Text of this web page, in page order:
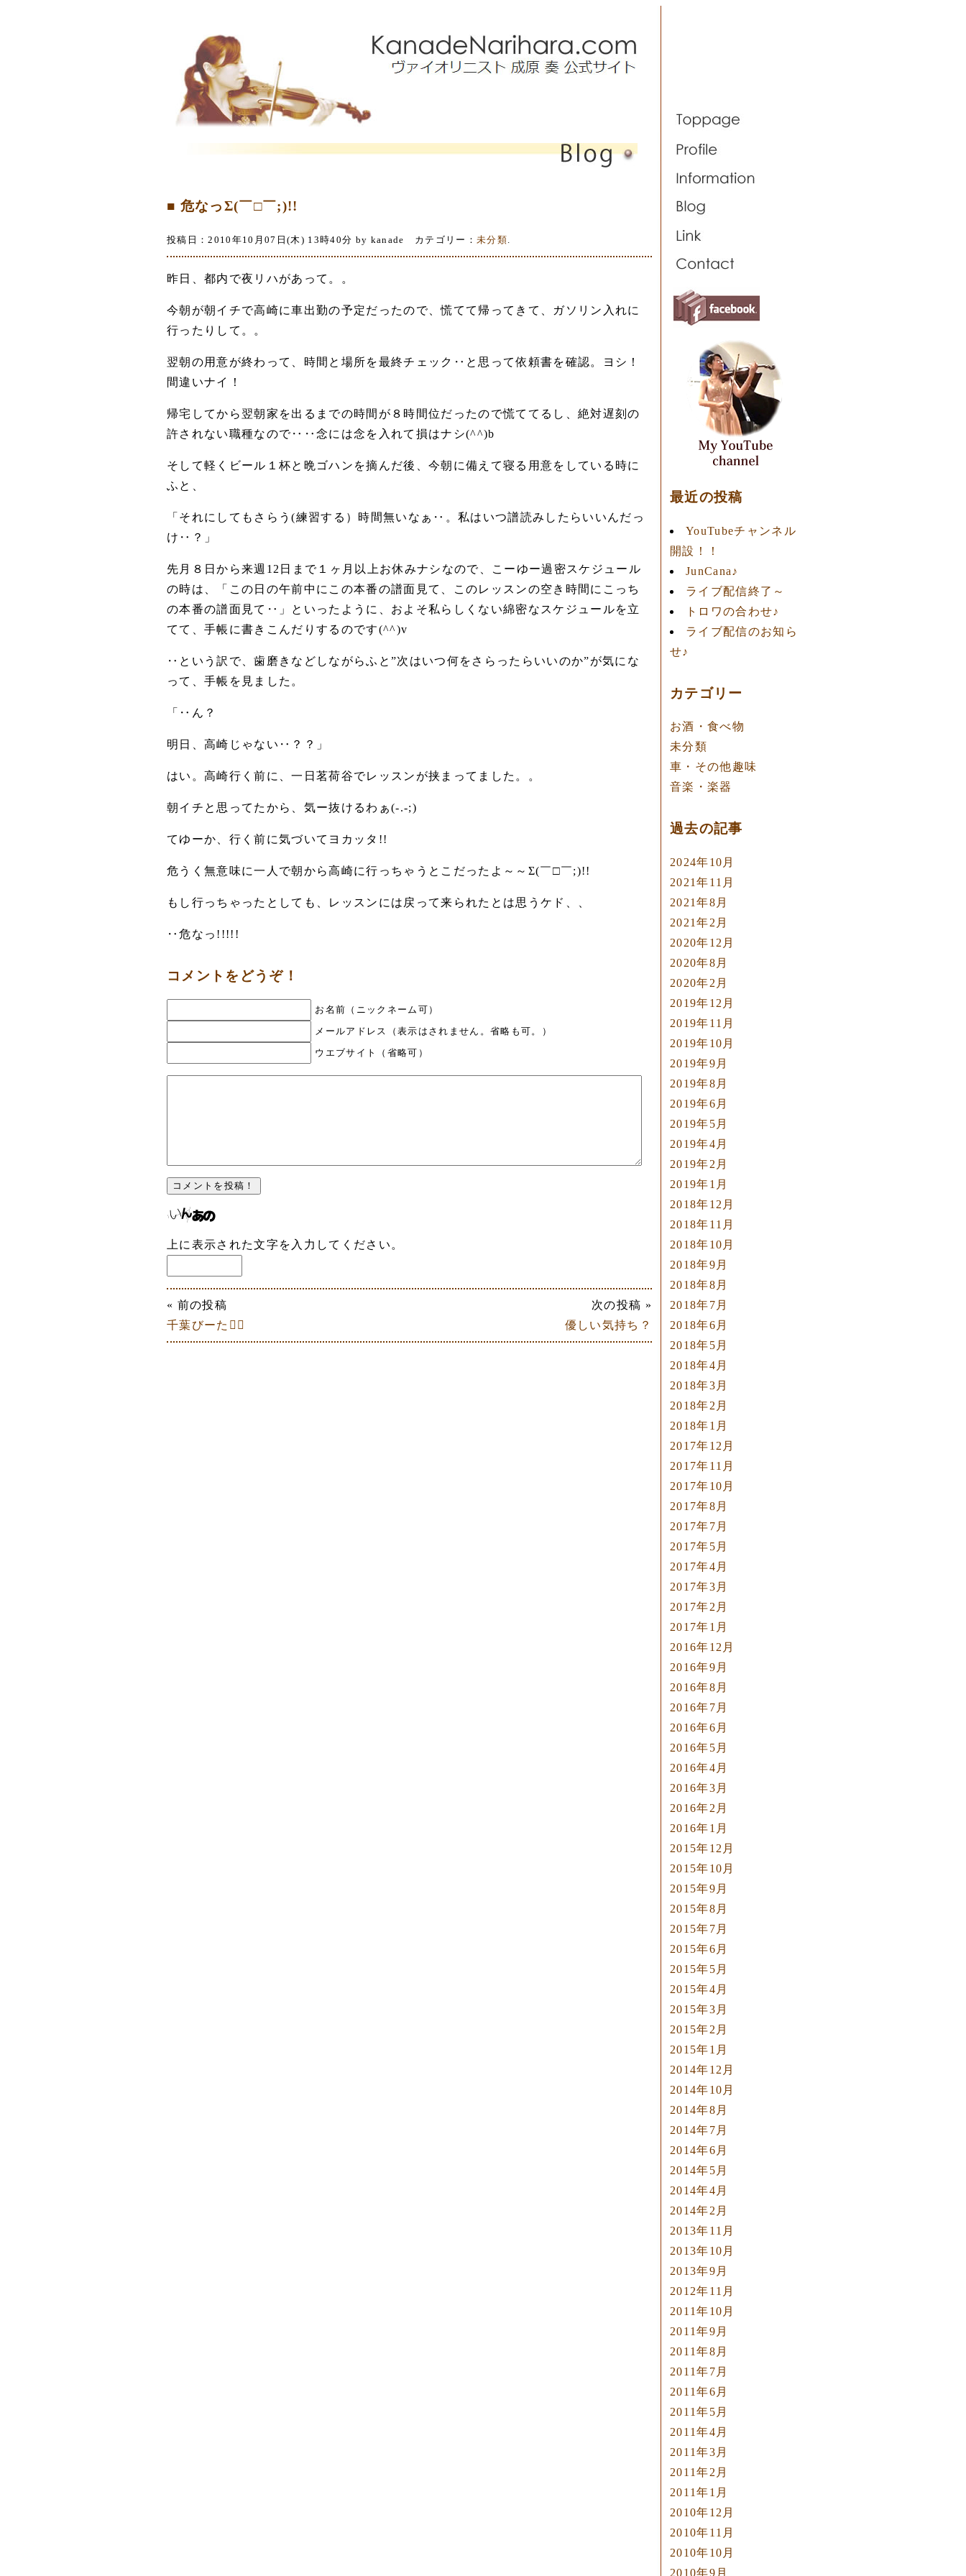
■ 危なっΣ(￣□￣;)!!
投稿日：2010年10月07日(木) 13時40分 by kanade カテゴリー： 未分類
昨日、都内で夜リハがあって。。
今朝が朝イチで高崎に車出勤の予定だったので、慌てて帰ってきて、ガソリン入れに
行ったりして。。
翌朝の用意が終わって、時間と場所を最終チェック‥と思って依頼書を確認。ヨシ！
間違いナイ！
帰宅してから翌朝家を出るまでの時間が８時間位だったので慌ててるし、絶対遅刻の
許されない職種なので‥‥念には念を入れて損はナシ(^^)b
そして軽くビール１杯と晩ゴハンを摘んだ後、今朝に備えて寝る用意をしている時に
ふと、
「それにしてもさらう(練習する）時間無いなぁ‥。私はいつ譜読みしたらいいんだっ
け‥？」
先月８日から来週12日まで１ヶ月以上お休みナシなので、こーゆー過密スケジュール
の時は、「この日の午前中にこの本番の譜面見て、このレッスンの空き時間にこっち
の本番の譜面見て‥」といったように、およそ私らしくない綿密なスケジュールを立
てて、手帳に書きこんだりするのです(^^)v
‥という訳で、歯磨きなどしながらふと”次はいつ何をさらったらいいのか”が気にな
って、手帳を見ました。
「‥ん？
明日、高崎じゃない‥？？」
はい。高崎行く前に、一日茗荷谷でレッスンが挟まってました。。
朝イチと思ってたから、気ー抜けるわぁ(-.-;)
てゆーか、行く前に気づいてヨカッタ!!
危うく無意味に一人で朝から高崎に行っちゃうとこだったよ～～Σ(￣□￣;)!!
もし行っちゃったとしても、レッスンには戻って来られたとは思うケド、、
‥危なっ!!!!!
コメントをどうぞ！
お名前（ニックネーム可）
メールアドレス（表示はされません。省略も可。）
ウエブサイト（省略可）
上に表示された文字を入力してください。
« 前の投稿
千葉びーた
次の投稿 »
優しい気持ち？
最近の投稿
YouTubeチャンネル
開設！！
JunCana♪
ライブ配信終了～
トロワの合わせ♪
ライブ配信のお知ら
せ♪
カテゴリー
お酒・食べ物
未分類
車・その他趣味
音楽・楽器
過去の記事
2024年10月
2021年11月
2021年8月
2021年2月
2020年12月
2020年8月
2020年2月
2019年12月
2019年11月
2019年10月
2019年9月
2019年8月
2019年6月
2019年5月
2019年4月
2019年2月
2019年1月
2018年12月
2018年11月
2018年10月
2018年9月
2018年8月
2018年7月
2018年6月
2018年5月
2018年4月
2018年3月
2018年2月
2018年1月
2017年12月
2017年11月
2017年10月
2017年8月
2017年7月
2017年5月
2017年4月
2017年3月
2017年2月
2017年1月
2016年12月
2016年9月
2016年8月
2016年7月
2016年6月
2016年5月
2016年4月
2016年3月
2016年2月
2016年1月
2015年12月
2015年10月
2015年9月
2015年8月
2015年7月
2015年6月
2015年5月
2015年4月
2015年3月
2015年2月
2015年1月
2014年12月
2014年10月
2014年8月
2014年7月
2014年6月
2014年5月
2014年4月
2014年2月
2013年11月
2013年10月
2013年9月
2012年11月
2011年10月
2011年9月
2011年8月
2011年7月
2011年6月
2011年5月
2011年4月
2011年3月
2011年2月
2011年1月
2010年12月
2010年11月
2010年10月
2010年9月